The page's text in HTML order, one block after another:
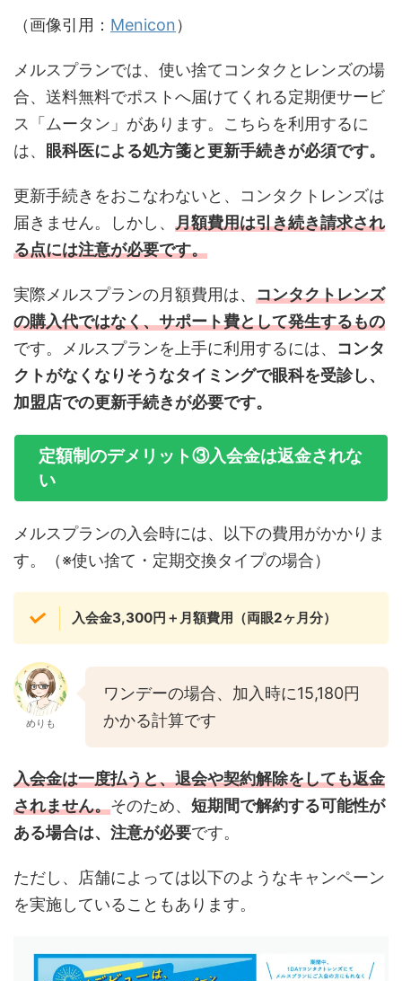
（画像引用： Menicon）
メルスプランでは、使い捨てコンタクとレンズの場
合、送料無料でポストへ届けてくれる定期便サービ
ス「ムータン」があります。こちらを利用するに
は、
眼科医による処方箋と更新手続きが必須です。
更新手続きをおこなわないと、コンタクトレンズは
届きません。しかし、 月額費用は引き続き請求され
る点には注意が必要です。
実際メルスプランの月額費用は、 コンタクトレンズ
の購入代ではなく、サポート費として発生するもの
です。メルスプランを上手に利用するには、 コンタ
クトがなくなりそうなタイミングで眼科を受診し、
加盟店での更新手続きが必要です。
定額制のデメリット③入会金は返金されな
い
メルスプランの入会時には、以下の費用がかかりま
す。（※使い捨て・定期交換タイプの場合）
入会金3,300円＋月額費用（両眼2ヶ月分）
めりも
ワンデーの場合、加入時に15,180円
かかる計算です
入会金は一度払うと、退会や契約解除をしても返金
されません。そのため、 短期間で解約する可能性が
ある場合は、注意が必要です。
ただし、店舗によっては以下のようなキャンペーン
を実施していることもあります。